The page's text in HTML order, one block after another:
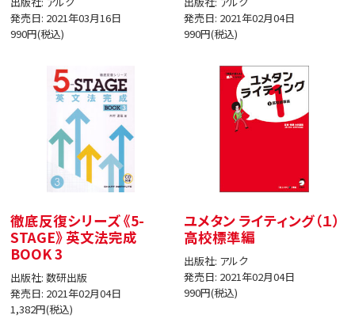
発売日: 2021年03月16日
990円(税込)
発売日: 2021年02月04日
990円(税込)
徹底反復シリーズ 《5-
STAGE》 英文法完成
BOOK 3
出版社: 数研出版
発売日: 2021年02月04日
1,382円(税込)
ユメタン ライティング（１）
高校標準編
出版社: アルク
発売日: 2021年02月04日
990円(税込)